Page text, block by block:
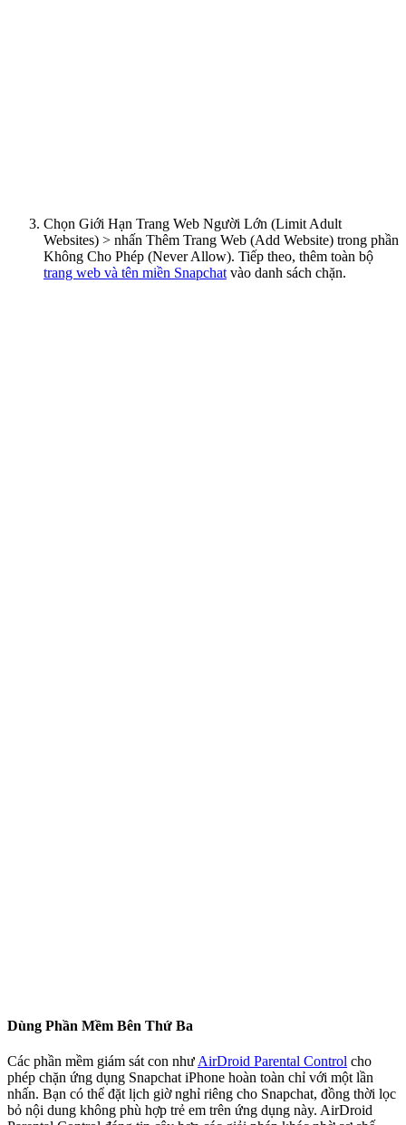
Chọn Giới Hạn Trang Web Người Lớn (Limit Adult
Websites) > nhấn Thêm Trang Web (Add Website) trong phần
Không Cho Phép (Never Allow). Tiếp theo, thêm toàn bộ
trang web và tên miền Snapchat vào danh sách chặn.
Dùng Phần Mềm Bên Thứ Ba
Các phần mềm giám sát con như AirDroid Parental Control cho
phép chặn ứng dụng Snapchat iPhone hoàn toàn chỉ với một lần
nhấn. Bạn có thể đặt lịch giờ nghỉ riêng cho Snapchat, đồng thời lọc
bỏ nội dung không phù hợp trẻ em trên ứng dụng này. AirDroid